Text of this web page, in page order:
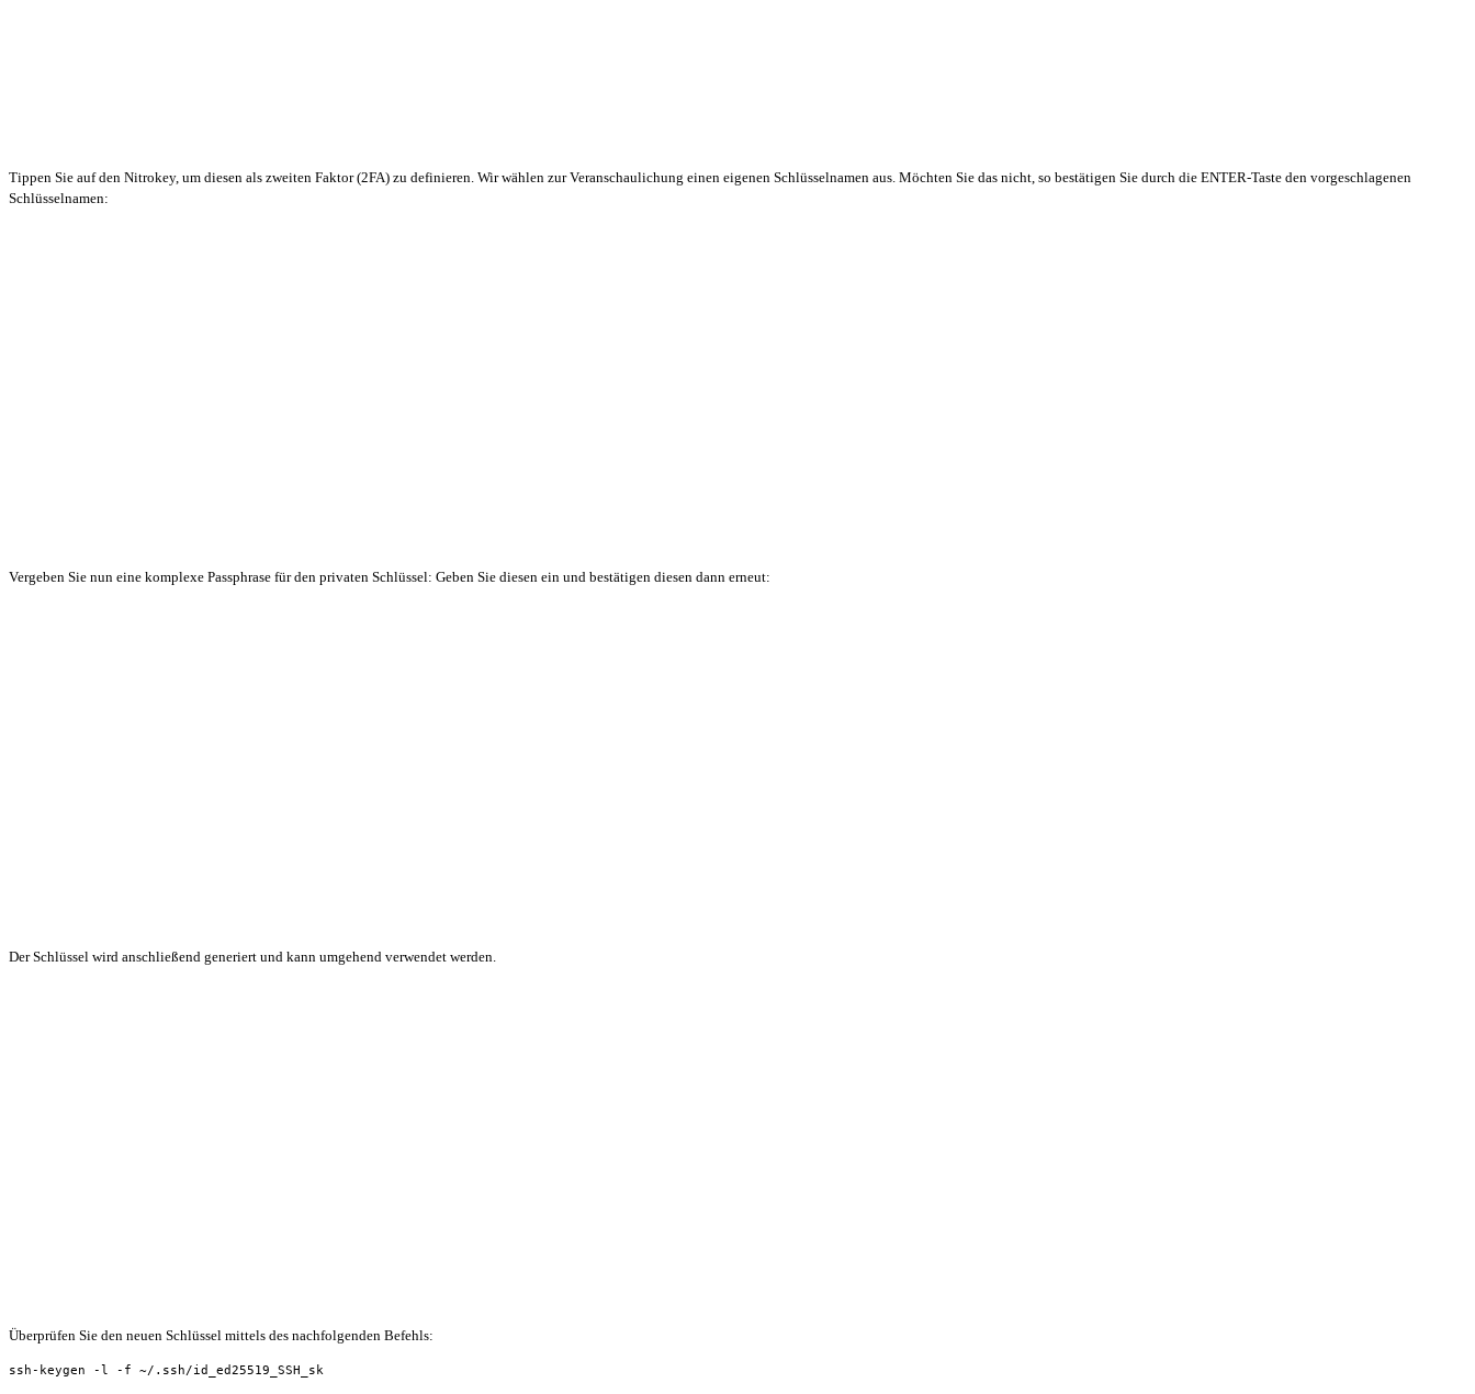
Tippen Sie auf den Nitrokey, um diesen als zweiten Faktor (2FA) zu definieren. Wir wählen zur Veranschaulichung einen eigenen Schlüsselnamen aus. Möchten Sie das nicht, so bestätigen Sie durch die ENTER-Taste den vorgeschlagenen
Schlüsselnamen:
Vergeben Sie nun eine komplexe Passphrase für den privaten Schlüssel: Geben Sie diesen ein und bestätigen diesen dann erneut:
Der Schlüssel wird anschließend generiert und kann umgehend verwendet werden.
Überprüfen Sie den neuen Schlüssel mittels des nachfolgenden Befehls:
ssh-keygen -l -f ~/.ssh/id_ed25519_SSH_sk